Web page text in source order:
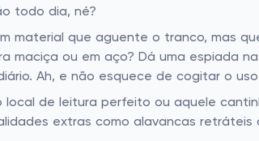
todo dia, né?
material que aguente o tranco, mas
ou em aço? Dá uma espiada
Ah, e não esquece de cogitar o
de leitura perfeito ou aquele
extras como alavancas retráteis